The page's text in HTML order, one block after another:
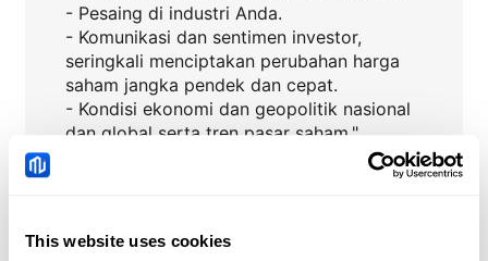
This website uses cookies
- Pesaing di industri Anda.
- Komunikasi dan sentimen investor,
seringkali menciptakan perubahan harga
saham jangka pendek dan cepat.
- Kondisi ekonomi dan geopolitik nasional
dan global serta tren pasar saham."
RTXBerita